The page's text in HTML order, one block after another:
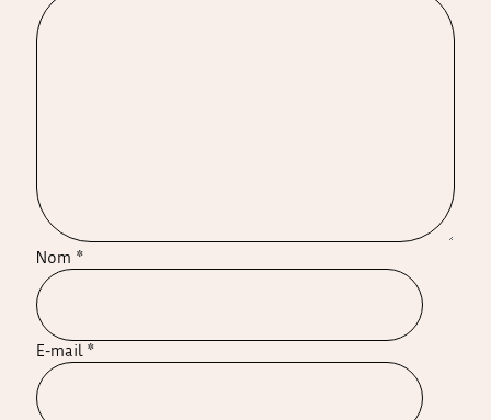
Nom *
E-mail *